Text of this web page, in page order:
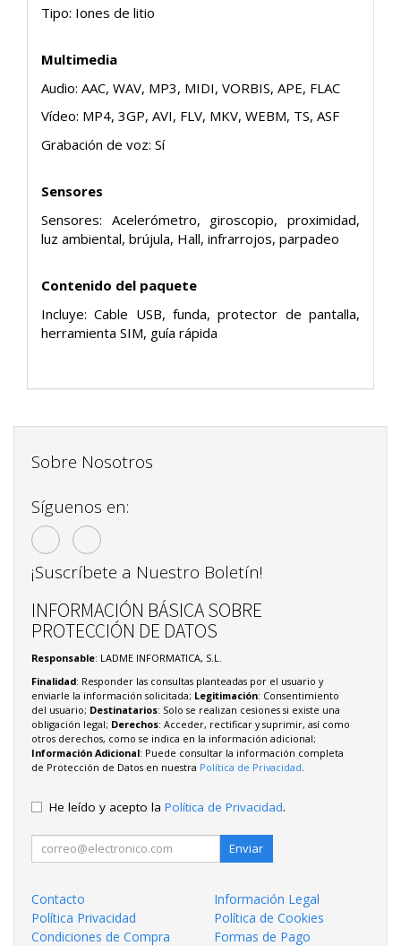
Tipo: Iones de litio
Multimedia
Audio: AAC, WAV, MP3, MIDI, VORBIS, APE, FLAC
Vídeo: MP4, 3GP, AVI, FLV, MKV, WEBM, TS, ASF
Grabación de voz: Sí
Sensores
Sensores: Acelerómetro, giroscopio, proximidad,
luz ambiental, brújula, Hall, infrarrojos, parpadeo
Contenido del paquete
Incluye: Cable USB, funda, protector de pantalla,
herramienta SIM, guía rápida
Sobre Nosotros
Síguenos en:
¡Suscríbete a Nuestro Boletín!
INFORMACIÓN BÁSICA SOBRE
PROTECCIÓN DE DATOS
Responsable: LADME INFORMATICA, S.L.
Finalidad: Responder las consultas planteadas por el usuario y
enviarle la información solicitada; Legitimación: Consentimiento
del usuario; Destinatarios: Solo se realizan cesiones si existe una
obligación legal; Derechos: Acceder, rectificar y suprimir, así como
otros derechos, como se indica en la información adicional;
Información Adicional: Puede consultar la información completa
de Protección de Datos en nuestra Política de Privacidad.
He leído y acepto la Política de Privacidad.
Enviar
Contacto
Información Legal
Política Privacidad
Política de Cookies
Condiciones de Compra
Formas de Pago